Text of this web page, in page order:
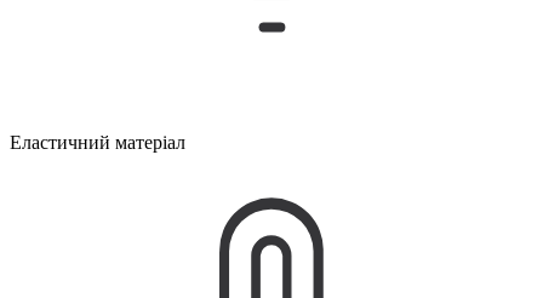
Еластичний матеріал